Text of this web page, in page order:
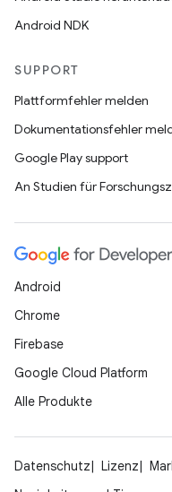
Android NDK
SUPPORT
Plattformfehler melden
Dokumentationsfehler
Google Play support
An Studien für
Android
Chrome
Firebase
Google Cloud Platform
Alle Produkte
Datenschutz Lizenz